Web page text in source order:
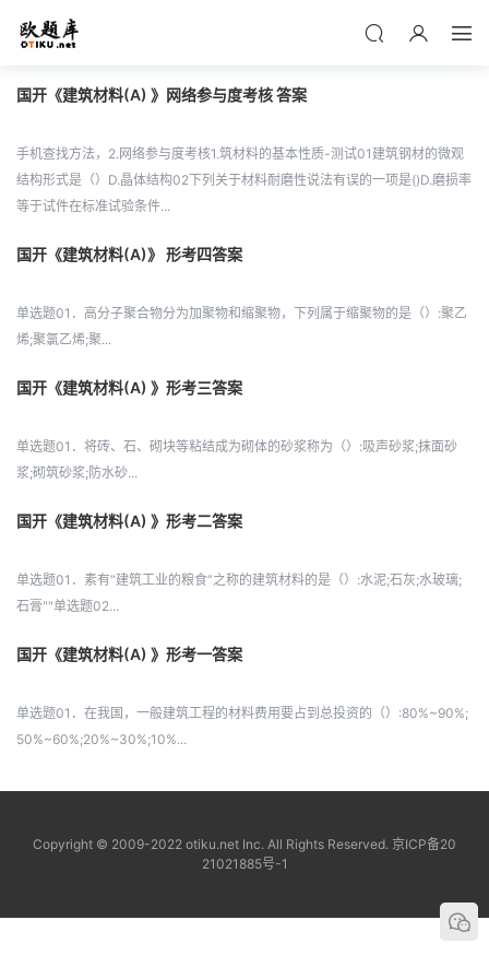
国开《建筑材料(A) 》网络参与度考核 答案
手机查找方法，2.网络参与度考核1.筑材料的基本性质-测试01建筑钢材的微观
结构形式是（）D.晶体结构02下列关于材料耐磨性说法有误的一项是()D.磨损率
等于试件在标准试验条件...
国开《建筑材料(A)》 形考四答案
单选题01．高分子聚合物分为加聚物和缩聚物，下列属于缩聚物的是（）:聚乙
烯;聚氯乙烯;聚...
国开《建筑材料(A) 》形考三答案
单选题01．将砖、石、砌块等粘结成为砌体的砂浆称为（）:吸声砂浆;抹面砂
浆;砌筑砂浆;防水砂...
国开《建筑材料(A) 》形考二答案
单选题01．素有“建筑工业的粮食”之称的建筑材料的是（）:水泥;石灰;水玻璃;
石膏""单选题02...
国开《建筑材料(A) 》形考一答案
单选题01．在我国，一般建筑工程的材料费用要占到总投资的（）:80%~90%;
50%~60%;20%~30%;10%...
Copyright © 2009-2022 otiku.net Inc. All Rights Reserved. 京ICP备20
21021885号-1